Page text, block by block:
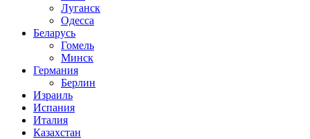
Луганск
Одесса
Беларусь
Гомель
Минск
Германия
Берлин
Израиль
Испания
Италия
Казахстан